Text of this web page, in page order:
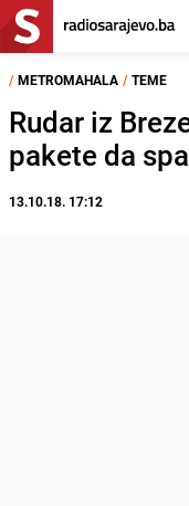
/ METROMAHALA / TEME
Rudar iz
pakete da
13.10.18. 17:12